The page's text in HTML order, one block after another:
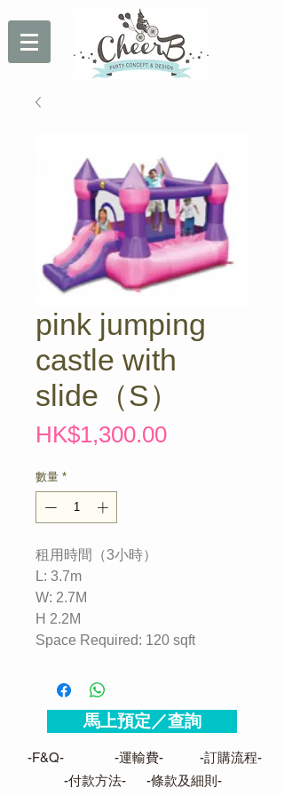
pink jumping
castle with
slide（S）
HK$1,300.00價
數量 *
租用時間（3小時）
L: 3.7m
W: 2.7M
H 2.2M
Space Required: 120 sqft
馬上預定／查詢
-運輸費-
-F&Q-
-付款方法-
-訂購流程-
-條款及細則-